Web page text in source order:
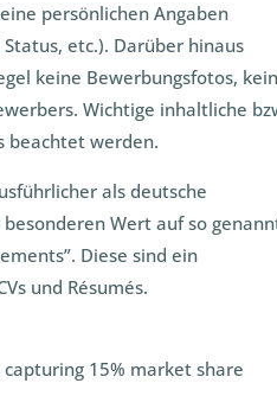
persönlichen Angaben
etc.). Darüber hinaus
keine Bewerbungsfotos, kein
Wichtige inhaltliche
beachtet werden.
als deutsche
Wert auf so
Diese sind ein
und Résumés.
15% market share